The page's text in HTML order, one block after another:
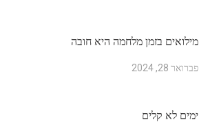
מילואים בזמן מלחמה היא חובה
פברואר 28, 2024
ימים לא קלים